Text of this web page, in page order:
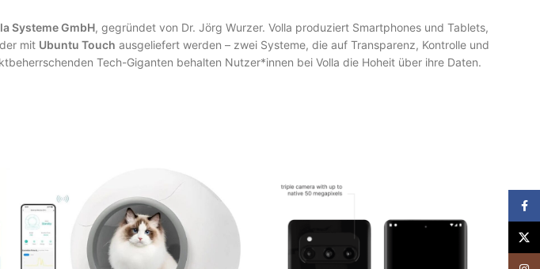
Systeme GmbH, gegründet von Dr. Jörg Wurzer. Volla produziert Smartphones und Tablets,
mit Ubuntu Touch ausgeliefert werden – zwei Systeme, die auf Transparenz, Kontrolle und
Tech-Giganten behalten Nutzer*innen bei Volla die Hoheit über ihre Daten.